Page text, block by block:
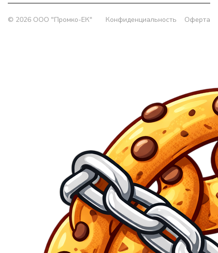
© 2026 OOO "Промко-ЕК" Конфиденциальность Оферта